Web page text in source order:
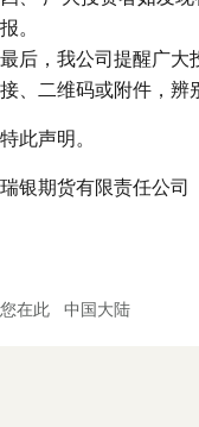
报。
最后，我公司提醒广大
接、二维码或附件，辨
特此声明。
瑞银期货有限责任公司
您在此 中国大陆